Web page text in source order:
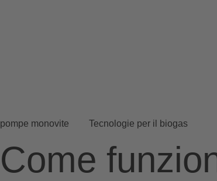
pompe monovite Tecnologie per il biogas
Come